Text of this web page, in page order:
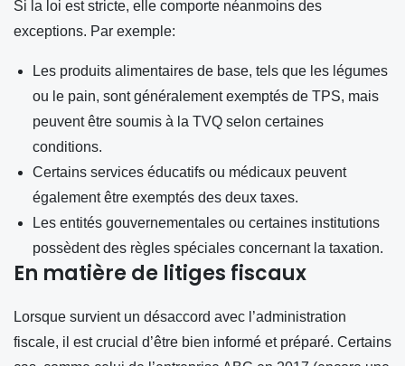
Si la loi est stricte, elle comporte néanmoins des
exceptions. Par exemple:
Les produits alimentaires de base, tels que les légumes
ou le pain, sont généralement exemptés de TPS, mais
peuvent être soumis à la TVQ selon certaines
conditions.
Certains services éducatifs ou médicaux peuvent
également être exemptés des deux taxes.
Les entités gouvernementales ou certaines institutions
possèdent des règles spéciales concernant la taxation.
En matière de litiges fiscaux
Lorsque survient un désaccord avec l’administration
fiscale, il est crucial d’être bien informé et préparé. Certains